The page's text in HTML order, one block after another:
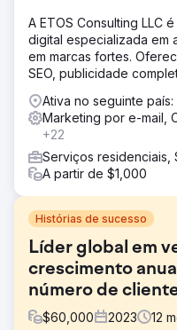
A ETOS Consulting LLC
digital especializada em
em marcas fortes.
SEO, publicidade
Ativa no seguinte país:
Marketing por e-mail,
+22
Serviços residenciais,
A partir de $1,000
Histórias de sucesso
Líder global em
crescimento
número de
$60,000 2023 12